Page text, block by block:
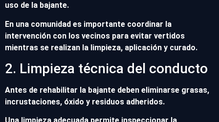
uso de la bajante.
En una comunidad es importante coordinar la
intervención con los vecinos para evitar vertidos
mientras se realizan la limpieza, aplicación y curado.
2. Limpieza técnica del conducto
Antes de rehabilitar la bajante deben eliminarse grasas,
incrustaciones, óxido y residuos adheridos.